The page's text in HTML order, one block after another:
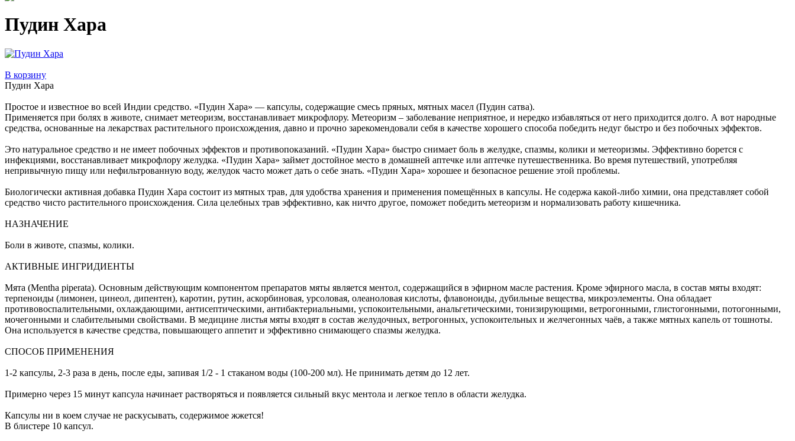
Пудин Хара
В корзину
Пудин Хара
Простое и известное во всей Индии средство. «Пудин Хара» — капсулы, содержащие смесь пряных, мятных масел (Пудин сатва).
Применяется при болях в животе, снимает метеоризм, восстанавливает микрофлору. Метеоризм – заболевание неприятное, и нередко избавляться от него приходится долго. А вот народные
средства, основанные на лекарствах растительного происхождения, давно и прочно зарекомендовали себя в качестве хорошего способа победить недуг быстро и без побочных эффектов.
Это натуральное средство и не имеет побочных эффектов и противопоказаний. «Пудин Хара» быстро снимает боль в желудке, спазмы, колики и метеоризмы. Эффективно борется с
инфекциями, восстанавливает микрофлору желудка. «Пудин Хара» займет достойное место в домашней аптечке или аптечке путешественника. Во время путешествий, употребляя
непривычную пищу или нефильтрованную воду, желудок часто может дать о себе знать. «Пудин Хара» хорошее и безопасное решение этой проблемы.
Биологически активная добавка Пудин Хара состоит из мятных трав, для удобства хранения и применения помещённых в капсулы. Не содержа какой-либо химии, она представляет собой
средство чисто растительного происхождения. Сила целебных трав эффективно, как ничто другое, поможет победить метеоризм и нормализовать работу кишечника.
НАЗНАЧЕНИЕ
Боли в животе, спазмы, колики.
АКТИВНЫЕ ИНГРИДИЕНТЫ
Мята (Mentha piperata). Основным действующим компонентом препаратов мяты является ментол, содержащийся в эфирном масле растения. Кроме эфирного масла, в состав мяты входят:
терпеноиды (лимонен, цинеол, дипентен), каротин, рутин, аскорбиновая, урсоловая, олеаноловая кислоты, флавоноиды, дубильные вещества, микроэлементы. Она обладает
противовоспалительными, охлаждающими, антисептическими, антибактериальными, успокоительными, анальгетическими, тонизирующими, ветрогонными, глистогонными, потогонными,
мочегонными и слабительными свойствами. В медицине листья мяты входят в состав желудочных, ветрогонных, успокоительных и желчегонных чаёв, а также мятных капель от тошноты.
Она используется в качестве средства, повышающего аппетит и эффективно снимающего спазмы желудка.
СПОСОБ ПРИМЕНЕНИЯ
1-2 капсулы, 2-3 раза в день, после еды, запивая 1/2 - 1 стаканом воды (100-200 мл). Не принимать детям до 12 лет.
Примерно через 15 минут капсула начинает растворяться и появляется сильный вкус ментола и легкое тепло в области желудка.
Капсулы ни в коем случае не раскусывать, содержимое жжется!
В блистере 10 капсул.